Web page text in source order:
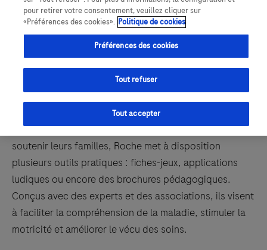
proches
Amyotrophie spinale Téléchargez et commandez Pour vous
Pour accompagner les enfants atteints de SMA et
soutenir leurs familles, Roche met à disposition
plusieurs outils pratiques : fiches-jeux, applications
ludiques ou encore des brochures pédagogiques.
Conçus avec des experts et des associations, ils visent
à faciliter la compréhension de la maladie, stimuler la
motricité et améliorer le vécu des soins.
pour retirer votre consentement, veuillez cliquer sur
«Préférences des cookies». Politique de cookies
Préférences des cookies
Tout refuser
Tout accepter